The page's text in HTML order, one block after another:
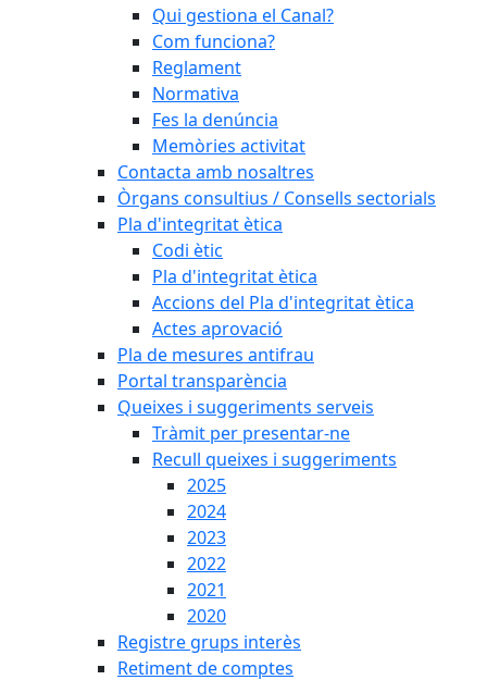
Qui gestiona el Canal?
Com funciona?
Reglament
Normativa
Fes la denúncia
Memòries activitat
Contacta amb nosaltres
Òrgans consultius / Consells sectorials
Pla d'integritat ètica
Codi ètic
Pla d'integritat ètica
Accions del Pla d'integritat ètica
Actes aprovació
Pla de mesures antifrau
Portal transparència
Queixes i suggeriments serveis
Tràmit per presentar-ne
Recull queixes i suggeriments
2025
2024
2023
2022
2021
2020
Registre grups interès
Retiment de comptes